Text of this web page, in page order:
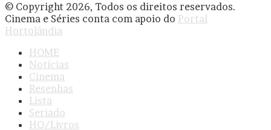
© Copyright 2026, Todos os direitos reservados.
Cinema e Séries conta com apoio do Portal
Hortolândia
HOME
Notícias
Cinema
Resenhas
Lista
Seriado
HQ/Livros